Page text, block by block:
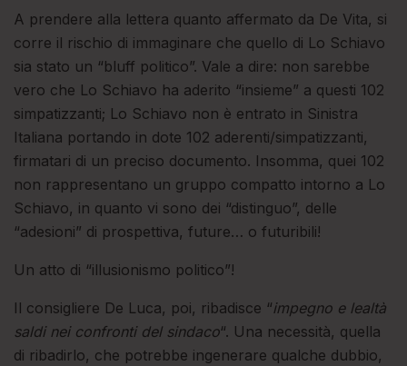
A prendere alla lettera quanto affermato da De Vita, si
corre il rischio di immaginare che quello di Lo Schiavo
sia stato un “bluff politico”. Vale a dire: non sarebbe
vero che Lo Schiavo ha aderito “insieme” a questi 102
simpatizzanti; Lo Schiavo non è entrato in Sinistra
Italiana portando in dote 102 aderenti/simpatizzanti,
firmatari di un preciso documento. Insomma, quei 102
non rappresentano un gruppo compatto intorno a Lo
Schiavo, in quanto vi sono dei “distinguo”, delle
“adesioni” di prospettiva, future… o futuribili!
Un atto di “illusionismo politico”!
Il consigliere De Luca, poi, ribadisce “impegno e lealtà
saldi nei confronti del sindaco“. Una necessità, quella
di ribadirlo, che potrebbe ingenerare qualche dubbio,